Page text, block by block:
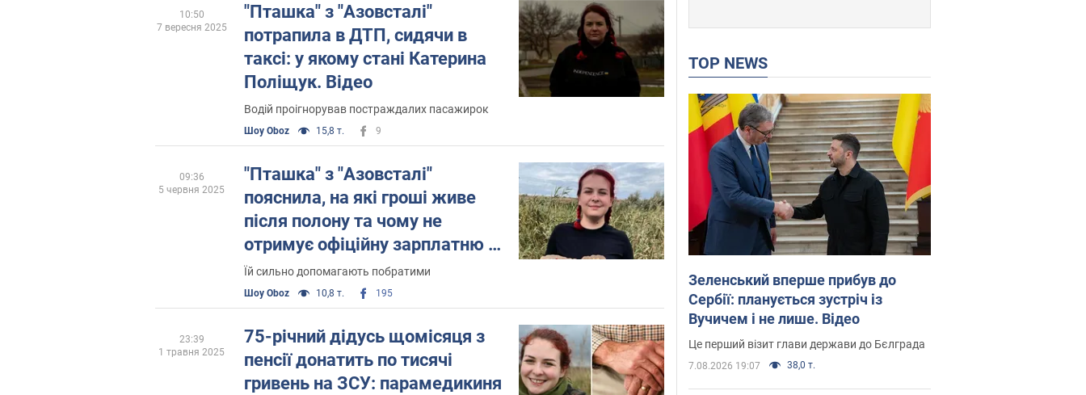
2 грудня 2022 року Катерина Поліщук
була нагороджена президентом
орденом "За мужність" III ступеня. В
указі йдеться, що нагорода
присуджена за "особисту мужність,
виявлену у захисті державного
цілісності України, незламність духу і
вірність військовій присязі".
Катерина Поліщук також відома як
поетеса. Вона є авторкою збірки поезій
"Мелодія душі" та вистави "Розлучені
теж сміються", яка була поставлена в
Тернопільському народному
"Пташка" з "Азовсталі"
потрапила в ДТП, сидячи в
таксі: у якому стані Катерина
Поліщук. Відео
Водій проігнорував постраждалих пасажирок
Шоу Oboz 15,8 т. 9
10:50
7 вересня 2025
"Пташка" з "Азовсталі"
пояснила, на які гроші живе
після полону та чому не
отримує офіційну зарплатню в
війську
Їй сильно допомагають побратими
Шоу Oboz 10,8 т. 195
09:36
5 червня 2025
75-річний дідусь щомісяця з
пенсії донатить по тисячі
гривень на ЗСУ: парамедикиня
23:39
1 травня 2025
TOP NEWS
Зеленський вперше прибув до
Сербії: планується зустріч із
Вучичем і не лише. Відео
Це перший візит глави держави до Бєлграда
7.08.2026 19:07 38,0 т.